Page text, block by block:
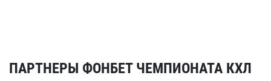
ПАРТНЕРЫ ФОНБЕТ ЧЕМПИОНАТА КХЛ